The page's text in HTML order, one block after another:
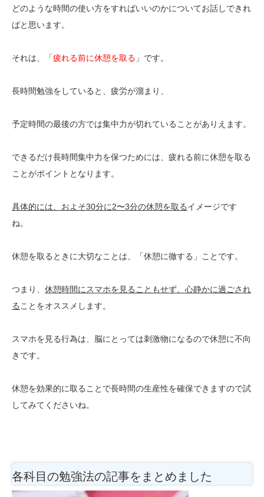
どのような時間の使い方をすればいいのかについてお話しできれ
ばと思います。
それは、「疲れる前に休憩を取る 」です。
長時間勉強をしていると、疲労が溜まり、
予定時間の最後の方では集中力が切れていることがありえます。
できるだけ長時間集中力を保つためには、疲れる前に休憩を取る
ことがポイントとなります。
具体的には、およそ30分に2〜3分の休憩を取るイメージです
ね。
休憩を取るときに大切なことは、「休憩に徹する」ことです。
つまり、 休憩時間にスマホを見ることもせず、心静かに過ごされ
る ことをオススメします。
スマホを見る行為は、脳にとっては刺激物になるので休憩に不向
きです。
休憩を効果的に取ることで長時間の生産性を確保できますので試
してみてくださいね。
各科目の勉強法の記事をまとめました